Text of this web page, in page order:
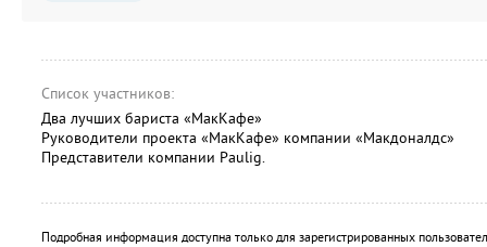
Список участников:
Два лучших бариста «МакКафе»
Руководители проекта «МакКафе» компании «Макдоналдс»
Представители компании Paulig.
Подробная информация доступна только для зарегистрированных